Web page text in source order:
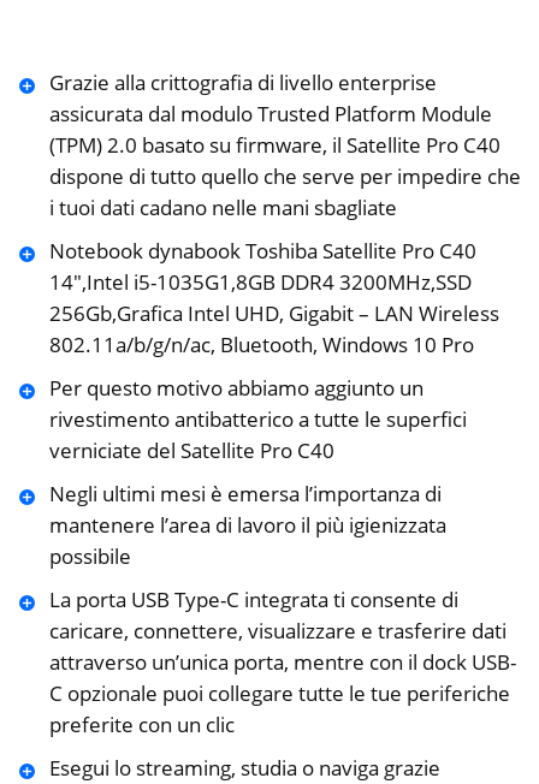
Grazie alla crittografia di livello enterprise
assicurata dal modulo Trusted Platform Module
(TPM) 2.0 basato su firmware, il Satellite Pro C40
dispone di tutto quello che serve per impedire che
i tuoi dati cadano nelle mani sbagliate
Notebook dynabook Toshiba Satellite Pro C40
14″,Intel i5-1035G1,8GB DDR4 3200MHz,SSD
256Gb,Grafica Intel UHD, Gigabit – LAN Wireless
802.11a/b/g/n/ac, Bluetooth, Windows 10 Pro
Per questo motivo abbiamo aggiunto un
rivestimento antibatterico a tutte le superfici
verniciate del Satellite Pro C40
Negli ultimi mesi è emersa l’importanza di
mantenere l’area di lavoro il più igienizzata
possibile
La porta USB Type-C integrata ti consente di
caricare, connettere, visualizzare e trasferire dati
attraverso un’unica porta, mentre con il dock USB-
C opzionale puoi collegare tutte le tue periferiche
preferite con un clic
Esegui lo streaming, studia o naviga grazie